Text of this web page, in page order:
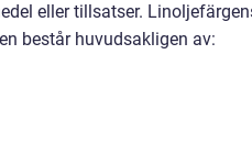
eller tillsatser.
består huvudsakligen av: